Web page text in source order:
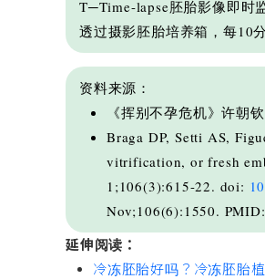
T─Time-lapse胚胎影像即时
透过摄影胚胎培养箱，每10
资料来源：
《挥别不孕危机》许朝
Braga DP, Setti AS,
vitrification, or fresh
1;106(3):615-22. doi:
Nov;106(6):1550.
延伸阅读：
冷冻胚胎好吗？冷冻胚胎